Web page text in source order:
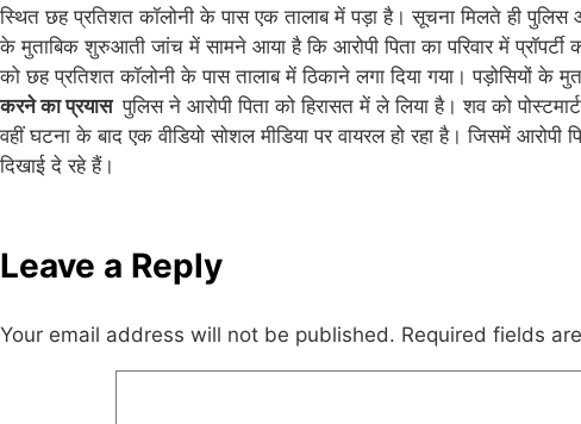
स्थित छह प्रतिशत कॉलोनी के पास एक तालाब में पड़ा है। सूचना मिलते ही
के मुताबिक शुरुआती जांच में सामने आया है कि आरोपी पिता का परिवार में
को छह प्रतिशत कॉलोनी के पास तालाब में ठिकाने लगा दिया गया। पड़ोसियों के
करने का प्रयास पुलिस ने आरोपी पिता को हिरासत में ले लिया है। शव को
वहीं घटना के बाद एक वीडियो सोशल मीडिया पर वायरल हो रहा है। जिसमें
दिखाई दे रहे हैं।
Leave a Reply
Your email address will not be published. Required fields